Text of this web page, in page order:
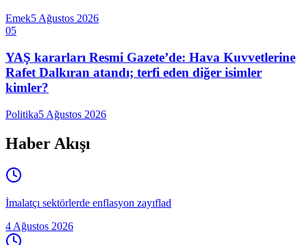
Emek5 Ağustos 2026
05
YAŞ kararları Resmi Gazete’de: Hava Kuvvetlerine
Rafet Dalkıran atandı; terfi eden diğer isimler
kimler?
Politika5 Ağustos 2026
Haber Akışı
İmalatçı sektörlerde enflasyon zayıflad
4 Ağustos 2026